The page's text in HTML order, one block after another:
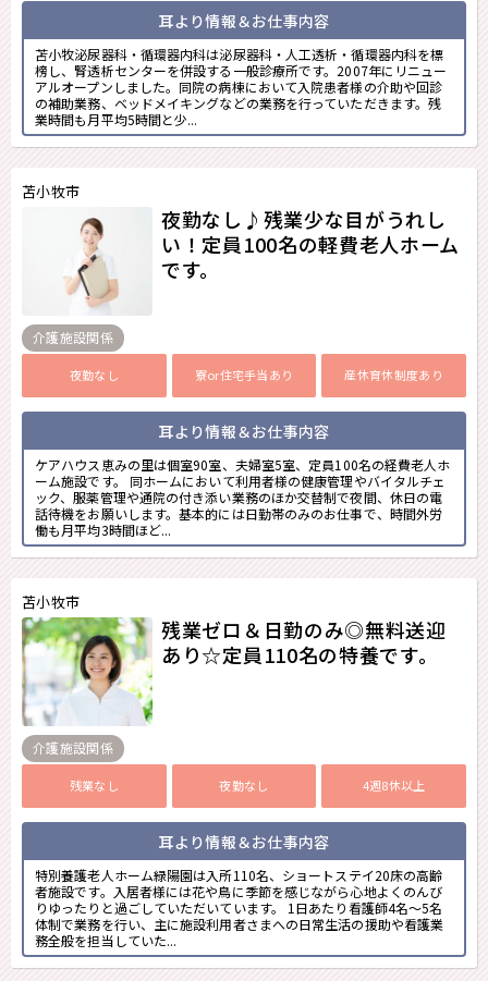
耳より情報＆お仕事内容
苫小牧泌尿器科・循環器内科は泌尿器科・人工透析・循環器内科を標
榜し、腎透析センターを併設する一般診療所です。2007年にリニュー
アルオープンしました。同院の病棟において入院患者様の介助や回診
の補助業務、ベッドメイキングなどの業務を行っていただきます。残
業時間も月平均5時間と少...
苫小牧市
夜勤なし♪残業少な目がうれし
い！定員100名の軽費老人ホーム
です。
介護施設関係
夜勤なし 寮or住宅手当あり 産休育休制度あり
耳より情報＆お仕事内容
ケアハウス恵みの里は個室90室、夫婦室5室、定員100名の経費老人ホ
ーム施設です。 同ホームにおいて利用者様の健康管理やバイタルチェ
ック、服薬管理や通院の付き添い業務のほか交替制で夜間、休日の電
話待機をお願いします。基本的には日勤帯のみのお仕事で、時間外労
働も月平均3時間ほど...
苫小牧市
残業ゼロ＆日勤のみ◎無料送迎
あり☆定員110名の特養です。
介護施設関係
残業なし 夜勤なし 4週8休以上
耳より情報＆お仕事内容
特別養護老人ホーム緑陽園は入所110名、ショートステイ20床の高齢
者施設です。入居者様には花や鳥に季節を感じながら心地よくのんび
りゆったりと過ごしていただいています。 1日あたり看護師4名～5名
体制で業務を行い、主に施設利用者さまへの日常生活の援助や看護業
務全般を担当していた...